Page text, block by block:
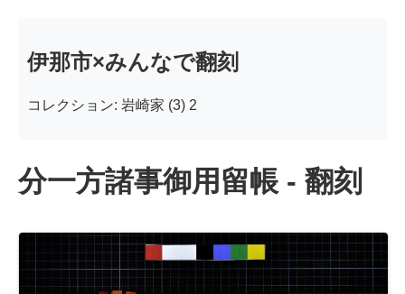
伊那市×みんなで翻刻
コレクション: 岩崎家 (3) 2
分一方諸事御用留帳 - 翻刻